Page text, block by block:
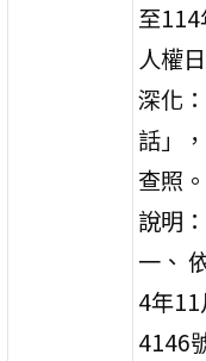
至
人權
深化
話」
查照。
說明：
一、
4年
4146